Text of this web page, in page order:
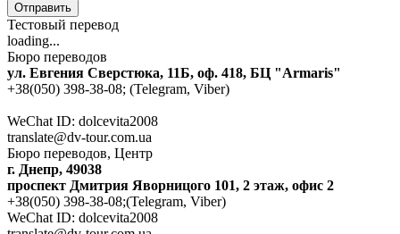
Отправить
Тестовый перевод
loading...
Бюро переводов
ул. Евгения Сверстюка, 11Б, оф. 418, БЦ "Armaris"
+38(050) 398-38-08; (Telegram, Viber)
WeChat ID: dolcevita2008
translate@dv-tour.com.ua
Бюро переводов, Центр
г. Днепр, 49038
проспект Дмитрия Яворницого 101, 2 этаж, офис 2
+38(050) 398-38-08;(Telegram, Viber)
WeChat ID: dolcevita2008